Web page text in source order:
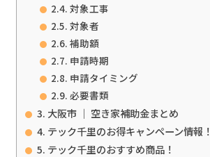
対象工事
対象者
補助額
申請時期
申請タイミング
必要書類
大阪市 ｜ 空き家補助金まとめ
テック千里のお得キャンペーン情報！
テック千里のおすすめ商品！